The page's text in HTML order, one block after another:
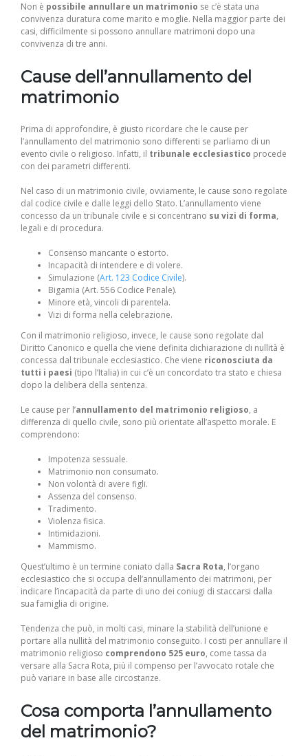
Non è possibile annullare un matrimonio se c’è stata una
convivenza duratura come marito e moglie. Nella maggior parte dei
casi, difficilmente si possono annullare matrimoni dopo una
convivenza di tre anni.
Cause dell’annullamento del
matrimonio
Prima di approfondire, è giusto ricordare che le cause per
l’annullamento del matrimonio sono differenti se parliamo di un
evento civile o religioso. Infatti, il tribunale ecclesiastico procede
con dei parametri differenti.
Nel caso di un matrimonio civile, ovviamente, le cause sono regolate
dal codice civile e dalle leggi dello Stato. L’annullamento viene
concesso da un tribunale civile e si concentrano su vizi di forma,
legali e di procedura.
Consenso mancante o estorto.
Incapacità di intendere e di volere.
Simulazione (Art. 123 Codice Civile).
Bigamia (Art. 556 Codice Penale).
Minore età, vincoli di parentela.
Vizi di forma nella celebrazione.
Con il matrimonio religioso, invece, le cause sono regolate dal
Diritto Canonico e quella che viene definita dichiarazione di nullità è
concessa dal tribunale ecclesiastico. Che viene riconosciuta da
tutti i paesi (tipo l’Italia) in cui c’è un concordato tra stato e chiesa
dopo la delibera della sentenza.
Le cause per l’annullamento del matrimonio religioso, a
differenza di quello civile, sono più orientate all’aspetto morale. E
comprendono:
Impotenza sessuale.
Matrimonio non consumato.
Non volontà di avere figli.
Assenza del consenso.
Tradimento.
Violenza fisica.
Intimidazioni.
Mammismo.
Quest’ultimo è un termine coniato dalla Sacra Rota, l’organo
ecclesiastico che si occupa dell’annullamento dei matrimoni, per
indicare l’incapacità da parte di uno dei coniugi di staccarsi dalla
sua famiglia di origine.
Tendenza che può, in molti casi, minare la stabilità dell’unione e
portare alla nullità del matrimonio conseguito. I costi per annullare il
matrimonio religioso comprendono 525 euro, come tassa da
versare alla Sacra Rota, più il compenso per l’avvocato rotale che
può variare in base alle circostanze.
Cosa comporta l’annullamento
del matrimonio?